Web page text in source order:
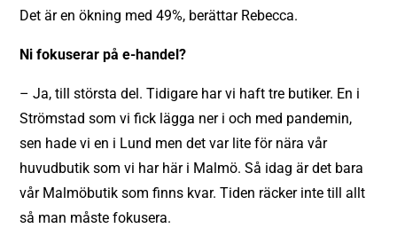
Det är en ökning med 49%, berättar Rebecca.
Ni fokuserar på e-handel?
– Ja, till största del. Tidigare har vi haft tre butiker. En i
Strömstad som vi fick lägga ner i och med pandemin,
sen hade vi en i Lund men det var lite för nära vår
huvudbutik som vi har här i Malmö. Så idag är det bara
vår Malmöbutik som finns kvar. Tiden räcker inte till allt
så man måste fokusera.